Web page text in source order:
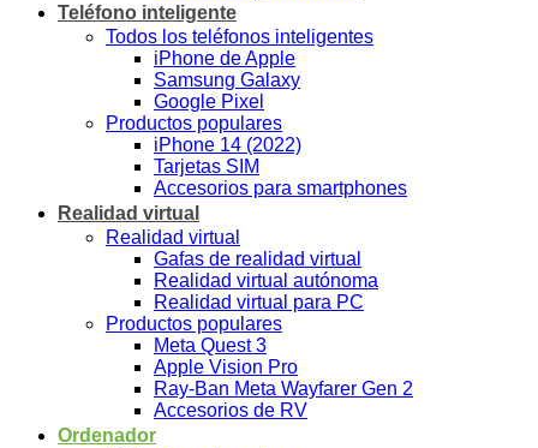
Teléfono inteligente
Todos los teléfonos inteligentes
iPhone de Apple
Samsung Galaxy
Google Pixel
Productos populares
iPhone 14 (2022)
Tarjetas SIM
Accesorios para smartphones
Realidad virtual
Realidad virtual
Gafas de realidad virtual
Realidad virtual autónoma
Realidad virtual para PC
Productos populares
Meta Quest 3
Apple Vision Pro
Ray-Ban Meta Wayfarer Gen 2
Accesorios de RV
Ordenador